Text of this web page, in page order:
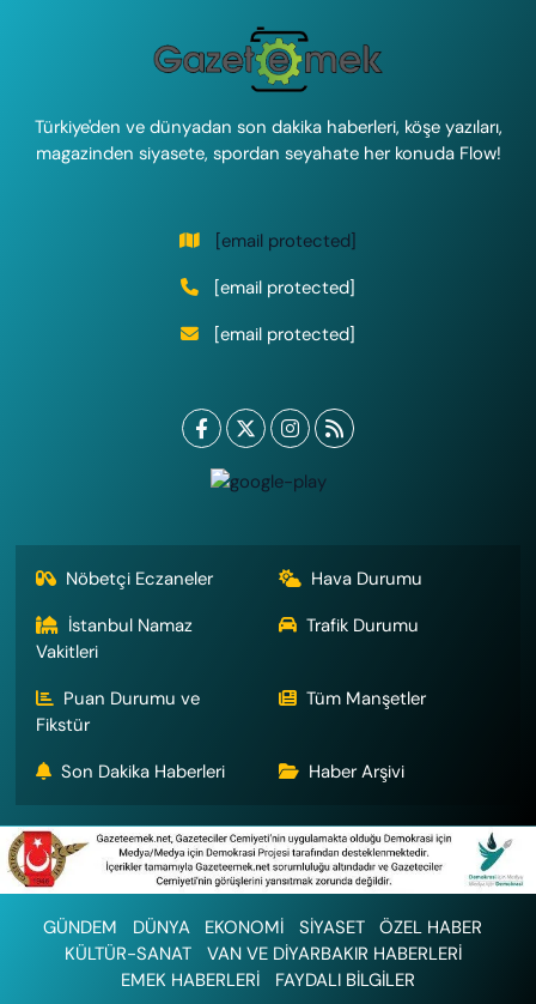
Türkiye'den ve dünyadan son dakika haberleri, köşe yazıları,
magazinden siyasete, spordan seyahate her konuda Flow!
[email protected]
[email protected]
[email protected]
Nöbetçi Eczaneler
Hava Durumu
İstanbul Namaz
Vakitleri
Trafik Durumu
Puan Durumu ve
Fikstür
Tüm Manşetler
Son Dakika Haberleri Haber Arşivi
GÜNDEM DÜNYA EKONOMİ SİYASET
ÖZEL HABER
KÜLTÜR-SANAT
VAN VE DİYARBAKIR HABERLERİ
EMEK HABERLERİ
FAYDALI BİLGİLER